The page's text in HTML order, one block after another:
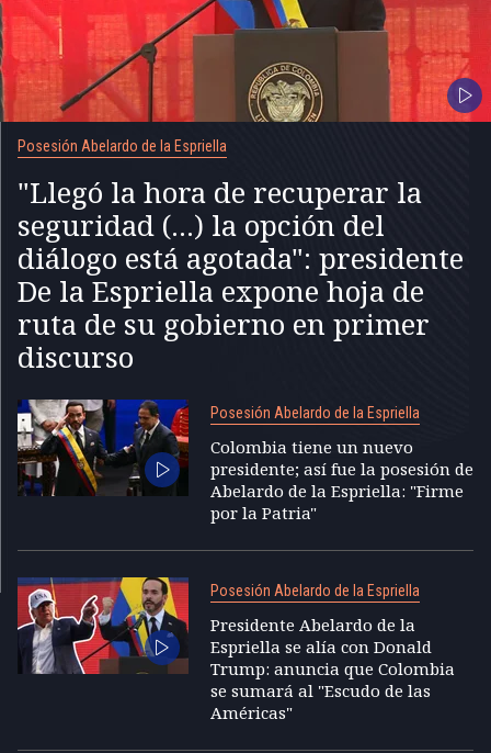
Posesión Abelardo de la Espriella
"Llegó la hora de recuperar la
seguridad (...) la opción del
diálogo está agotada": presidente
De la Espriella expone hoja de
ruta de su gobierno en primer
discurso
Posesión Abelardo de la Espriella
Colombia tiene un nuevo
presidente; así fue la posesión de
Abelardo de la Espriella: "Firme
por la Patria"
Posesión Abelardo de la Espriella
Presidente Abelardo de la
Espriella se alía con Donald
Trump: anuncia que Colombia
se sumará al "Escudo de las
Américas"